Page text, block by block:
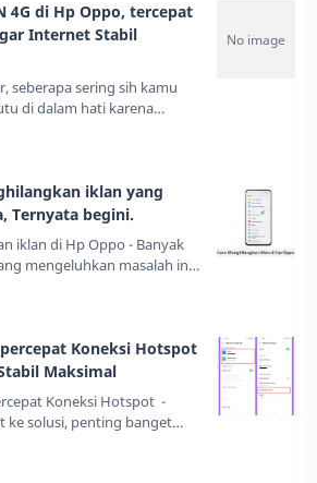
Hp Oppo, tercepat
Internet Stabil
seberapa sering sih kamu
di dalam hati karena
Oppo kamu mendadak
mampet? Padahal, kamu
iklan yang
Ternyata begini.
iklan di Hp Oppo - Banyak
mengeluhkan masalah ini.
yang canggih dan mahal
seperti HP "murahan"
Koneksi Hotspot
Maksimal
Koneksi Hotspot -
ke solusi, penting banget
biang kerok di balik
lambat. Hotspot itu …